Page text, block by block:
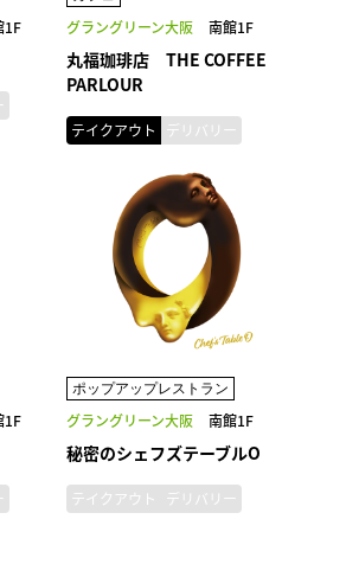
1F グラングリーン大阪 南館1F
丸福珈琲店 THE COFFEE
PARLOUR
テイクアウト デリバリー
1F
ポップアップレストラン
グラングリーン大阪 南館1F
秘密のシェフズテーブルO
テイクアウト デリバリー